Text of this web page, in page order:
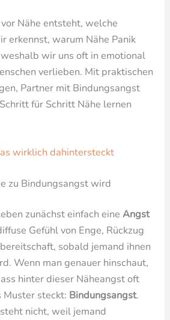
Nähe entsteht, welche
erkennst, warum Nähe Panik
wir uns oft in emotional
verlieben. Mit praktischen
Partner mit Bindungsangst
für Schritt Nähe lernen
wirklich dahintersteckt
zu Bindungsangst wird
zunächst einfach eineAngst
Gefühl von Enge, Rückzug
sobald jemand ihnen
Wenn man genauer hinschaut,
hinter dieser Näheangst oft
steckt: Bindungsangst.
nicht, weil jemand